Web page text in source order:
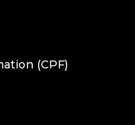
(CPF)